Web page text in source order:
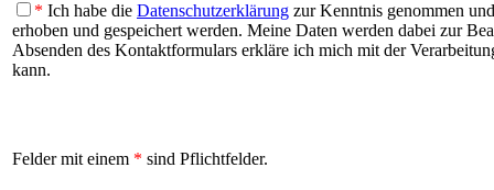
* Ich habe die Datenschutzerklärung zur Kenntnis genommen
erhoben und gespeichert werden. Meine Daten werden dabei zur
Absenden des Kontaktformulars erkläre ich mich mit der
kann.
Felder mit einem * sind Pflichtfelder.